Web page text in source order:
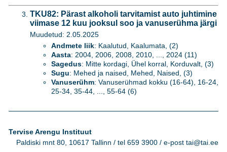
TKU82: Pärast alkoholi tarvitamist auto juhtimine
viimase 12 kuu jooksul soo ja vanuserühma järgi
Muudetud: 2.05.2025
Andmete liik: Kaalutud, Kaalumata, (2)
Aasta: 2004, 2006, 2008, 2010, ..., 2024 (11)
Sagedus: Mitte kordagi, Ühel korral, Korduvalt, (3)
Sugu: Mehed ja naised, Mehed, Naised, (3)
Vanuserühm: Vanuserühmad kokku (16-64), 16-24,
25-34, 35-44, ..., 55-64 (6)
Tervise Arengu Instituut
Paldiski mnt 80, 10617 Tallinn / tel 659 3900 / e-post tai@tai.ee